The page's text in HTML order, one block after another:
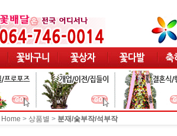
Home > 상품별 > 분재/숯부작/석부작